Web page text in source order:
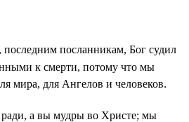
посланникам, Бог судил
к смерти, потому что мы
мира, для Ангелов и человеков.
а вы мудры во Христе; мы